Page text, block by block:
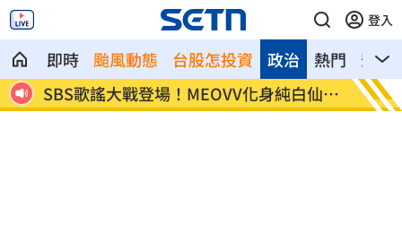
登入
即時 颱風動態 台股怎投資 熱門 影音
政治
女 賭王千金辣曬泳照 遭直擊1幕破婚變傳聞
女大
因